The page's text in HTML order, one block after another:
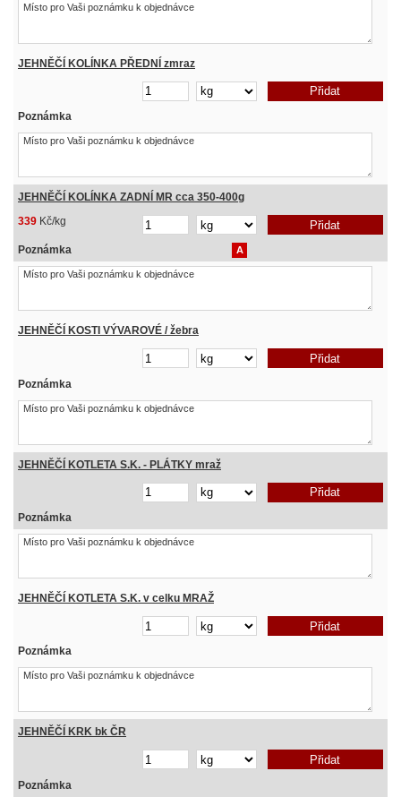
JEHNĚČÍ KOLÍNKA PŘEDNÍ zmraz
Poznámka
JEHNĚČÍ KOLÍNKA ZADNÍ MR cca 350-400g
A
339 Kč/kg
Poznámka
JEHNĚČÍ KOSTI VÝVAROVÉ / žebra
Poznámka
JEHNĚČÍ KOTLETA S.K. - PLÁTKY mraž
Poznámka
JEHNĚČÍ KOTLETA S.K. v celku MRAŽ
Poznámka
JEHNĚČÍ KRK bk ČR
Poznámka